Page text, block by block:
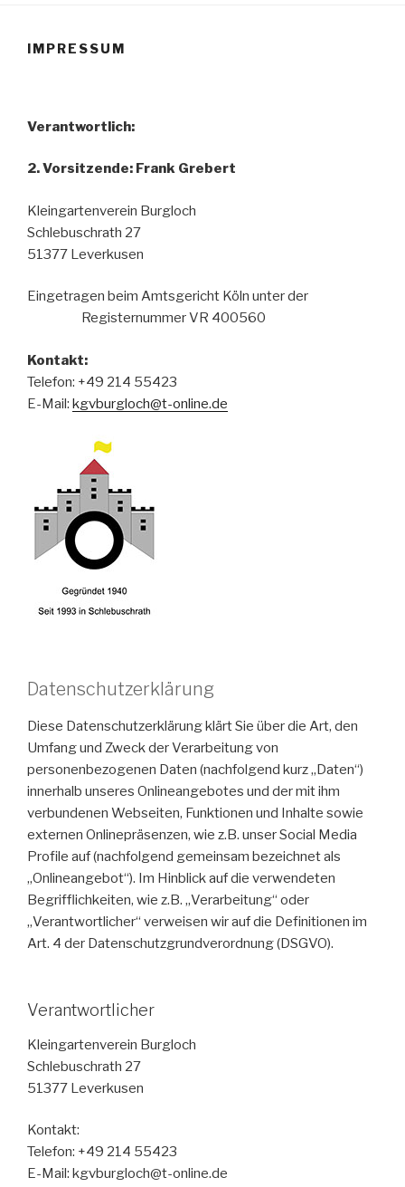
IMPRESSUM
Verantwortlich:
2. Vorsitzende: Frank Grebert
Kleingartenverein Burgloch
Schlebuschrath 27
51377 Leverkusen
Eingetragen beim Amtsgericht Köln unter der
Registernummer VR 400560
Kontakt:
Telefon: +49 214 55423
E-Mail: kgvburgloch@t-online.de
Datenschutzerklärung
Diese Datenschutzerklärung klärt Sie über die Art, den
Umfang und Zweck der Verarbeitung von
personenbezogenen Daten (nachfolgend kurz „Daten“)
innerhalb unseres Onlineangebotes und der mit ihm
verbundenen Webseiten, Funktionen und Inhalte sowie
externen Onlinepräsenzen, wie z.B. unser Social Media
Profile auf (nachfolgend gemeinsam bezeichnet als
„Onlineangebot“). Im Hinblick auf die verwendeten
Begrifflichkeiten, wie z.B. „Verarbeitung“ oder
„Verantwortlicher“ verweisen wir auf die Definitionen im
Art. 4 der Datenschutzgrundverordnung (DSGVO).
Verantwortlicher
Kleingartenverein Burgloch
Schlebuschrath 27
51377 Leverkusen
Kontakt:
Telefon: +49 214 55423
E-Mail: kgvburgloch@t-online.de